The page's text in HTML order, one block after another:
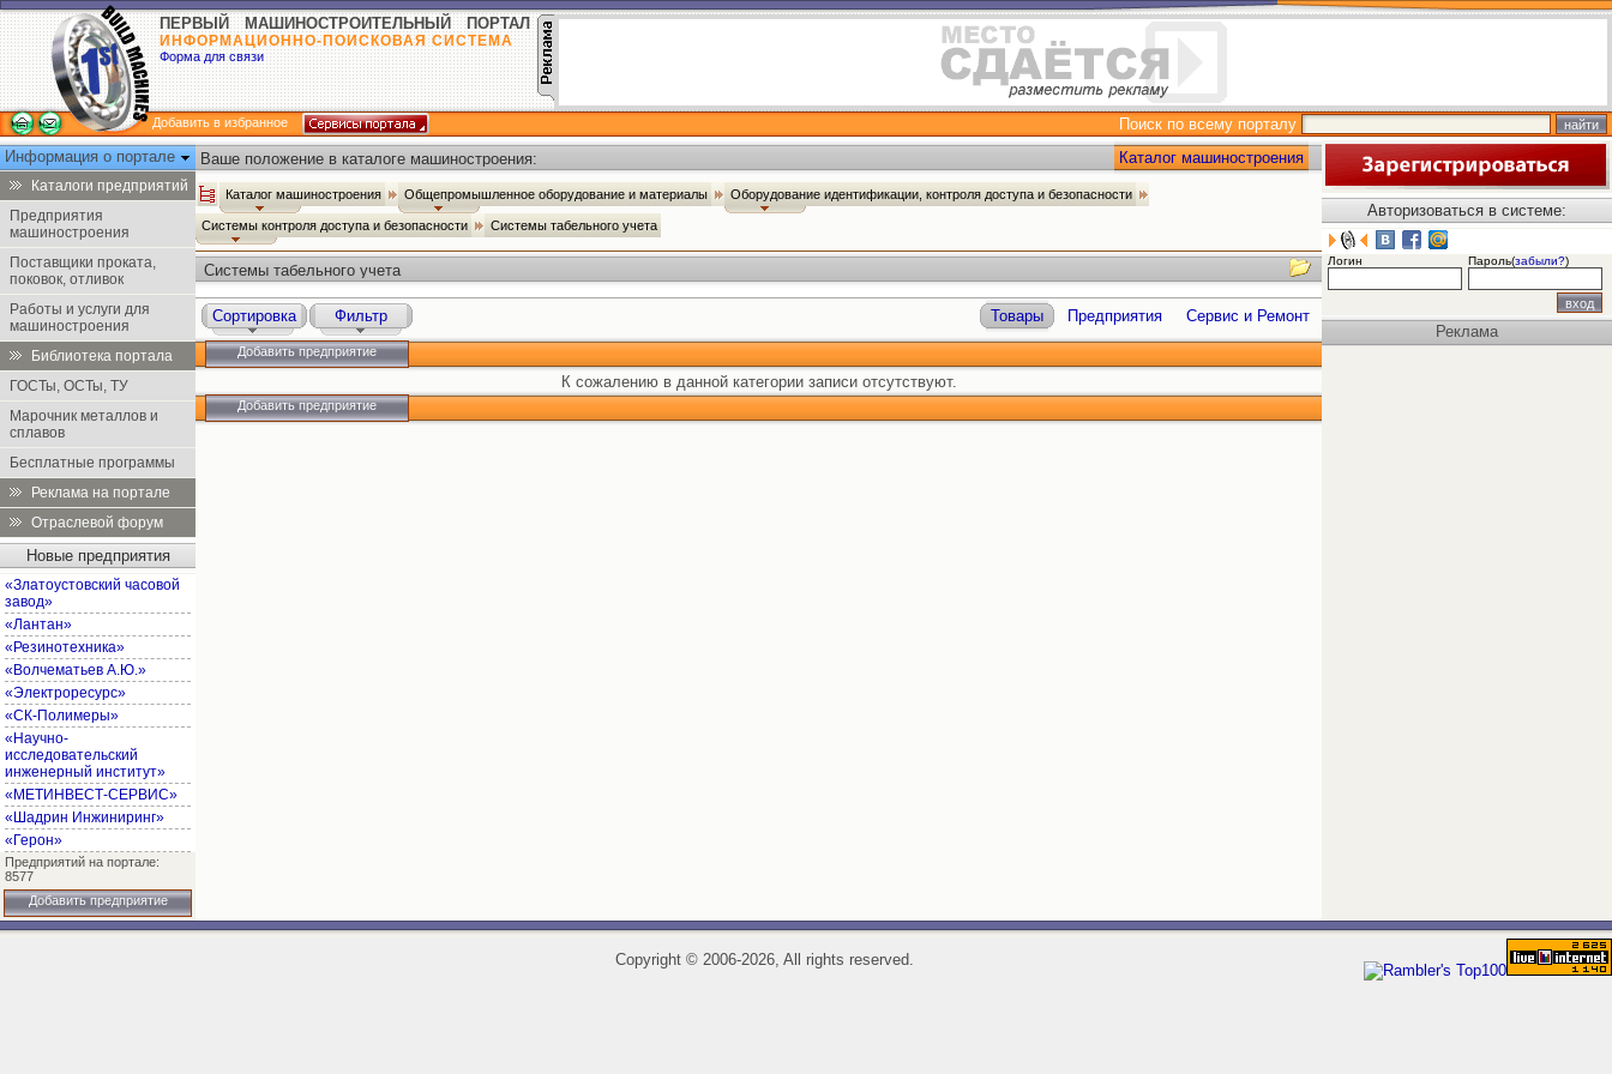
ПЕРВЫЙ МАШИНОСТРОИТЕЛЬНЫЙ ПОРТАЛ
ИНФОРМАЦИОННО-ПОИСКОВАЯ СИСТЕМА
Форма для связи
Добавить в избранное
Поиск по всему порталу
Информация о портале
Каталоги предприятий
Предприятия
машиностроения
Поставщики проката,
поковок, отливок
Работы и услуги для
машиностроения
Библиотека портала
ГОСТы, ОСТы, ТУ
Марочник металлов и
сплавов
Бесплатные программы
Реклама на портале
Отраслевой форум
Новые предприятия
«Златоустовский часовой
завод»
«Лантан»
«Резинотехника»
«Волчематьев А.Ю.»
«Электроресурс»
«СК-Полимеры»
«Научно-
исследовательский
инженерный институт»
«МЕТИНВЕСТ-СЕРВИС»
«Шадрин Инжиниринг»
«Герон»
Предприятий на портале:
8577
Добавить предприятие
Ваше положение в каталоге машиностроения: Каталог машиностроения
Каталог машиностроения Общепромышленное оборудование и материалы Оборудование идентификации, контроля доступа и безопасности
Системы контроля доступа и безопасности Системы табельного учета
Системы табельного учета
Сортировка Фильтр Товары Предприятия Сервис и Ремонт
Добавить предприятие
К сожалению в данной категории записи отсутствуют.
Добавить предприятие
Авторизоваться в системе:
Логин Пароль(забыли?)
Реклама
Copyright ©2006-2026, All rights reserved.